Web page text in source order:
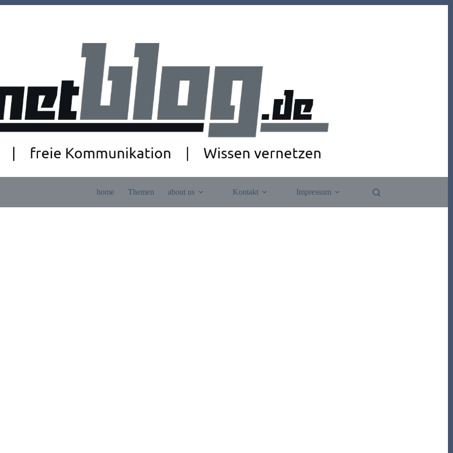
home Themen about us Kontakt Impressum